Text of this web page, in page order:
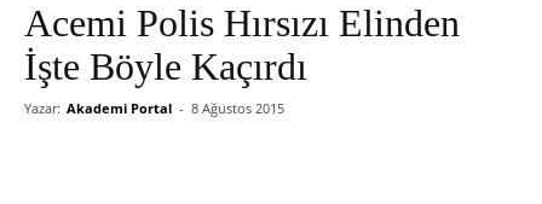
Acemi Polis Hırsızı Elinden
İşte Böyle Kaçırdı
Yazar: Akademi Portal - 8 Ağustos 2015